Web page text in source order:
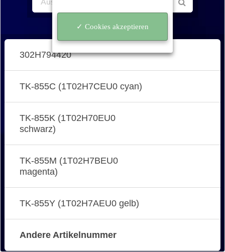
302H794420
TK-855C (1T02H7CEU0 cyan)
TK-855K (1T02H70EU0
schwarz)
TK-855M (1T02H7BEU0
magenta)
TK-855Y (1T02H7AEU0 gelb)
Andere Artikelnummer
✓ Cookies akzeptieren